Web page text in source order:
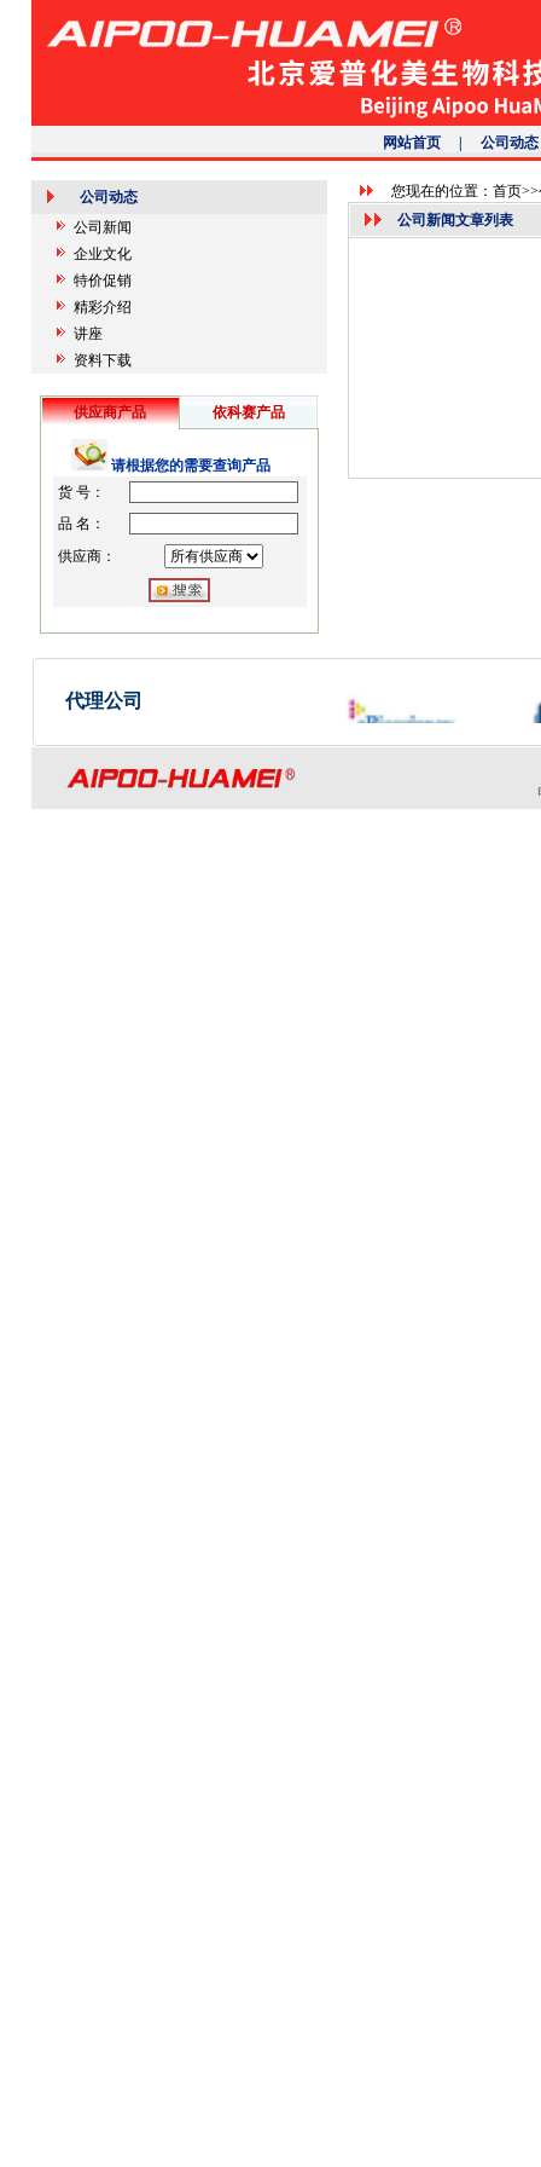
网站首页 公司动态
公司动态
公司新闻
企业文化
特价促销
精彩介绍
讲座
资料下载
供应商产品 依科赛产品
请根据您的需要查询产品
货 号：
品 名：
供应商：
您现在的位置： 首页>>
公司新闻文章列表
代理公司